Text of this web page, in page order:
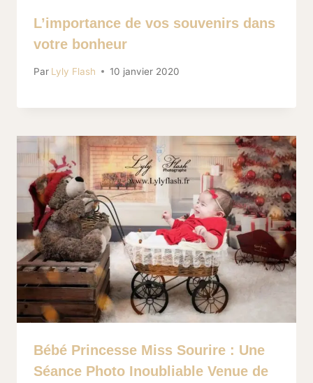
L’importance de vos souvenirs dans
votre bonheur
Par Lyly Flash 10 janvier 2020
Bébé Princesse Miss Sourire : Une
Séance Photo Inoubliable Venue de